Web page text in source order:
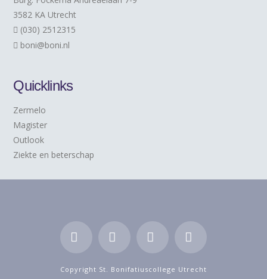
3582 KA Utrecht
(030) 2512315
boni@boni.nl
Quicklinks
Zermelo
Magister
Outlook
Ziekte en beterschap
FacebookLinkedInYouTubeInstagram
Copyright St. Bonifatiuscollege Utrecht